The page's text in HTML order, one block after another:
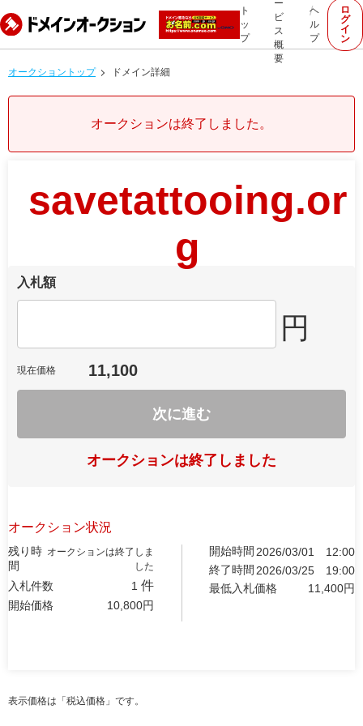
ト
ッ
プ
ー
ビ
ス
概
要
ヘ
ル
プ
ロ
グ
イ
ン
オークショントップ ドメイン詳細
オークションは終了しました。
savetattooing.or
g
入札額
円
現在価格 11,100
次に進む
オークションは終了しました
オークション状況
残り時
間
オークションは終了しま
した
入札件数 1 件
開始価格 10,800円
開始時間 2026/03/01
12:00
終了時間 2026/03/25
19:00
最低入札価格
11,400円
表示価格は「税込価格」です。